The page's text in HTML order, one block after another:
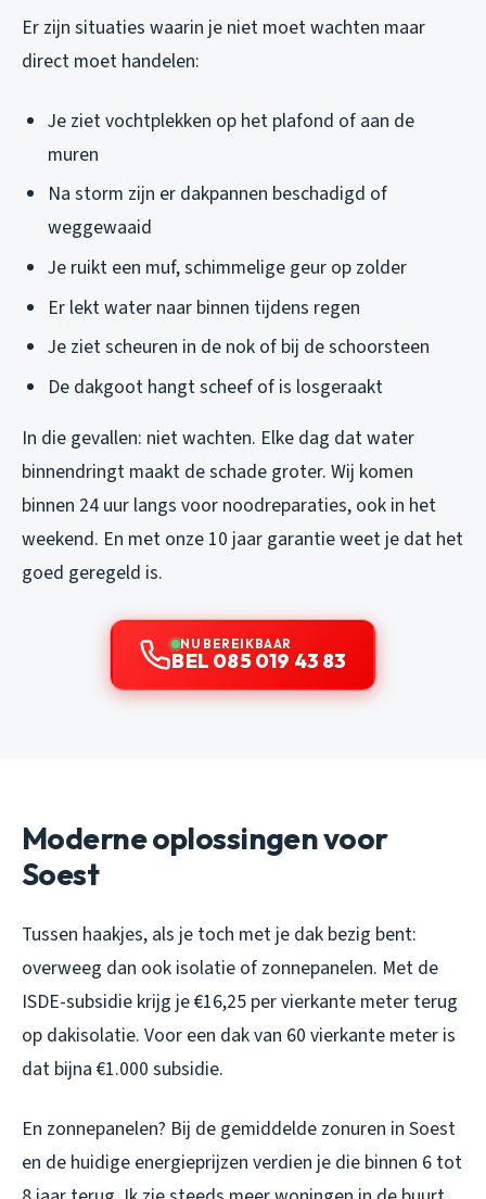
Er zijn situaties waarin je niet moet wachten maar
direct moet handelen:
Je ziet vochtplekken op het plafond of aan de
muren
Na storm zijn er dakpannen beschadigd of
weggewaaid
Je ruikt een muf, schimmelige geur op zolder
Er lekt water naar binnen tijdens regen
Je ziet scheuren in de nok of bij de schoorsteen
De dakgoot hangt scheef of is losgeraakt
In die gevallen: niet wachten. Elke dag dat water
binnendringt maakt de schade groter. Wij komen
binnen 24 uur langs voor noodreparaties, ook in het
weekend. En met onze 10 jaar garantie weet je dat het
goed geregeld is.
NU BEREIKBAAR
BEL 085 019 43 83
Moderne oplossingen voor
Soest
Tussen haakjes, als je toch met je dak bezig bent:
overweeg dan ook isolatie of zonnepanelen. Met de
ISDE-subsidie krijg je €16,25 per vierkante meter terug
op dakisolatie. Voor een dak van 60 vierkante meter is
dat bijna €1.000 subsidie.
En zonnepanelen? Bij de gemiddelde zonuren in Soest
en de huidige energieprijzen verdien je die binnen 6 tot